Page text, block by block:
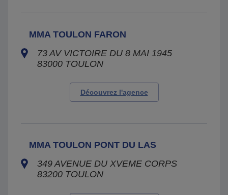
MMA TOULON FARON
73 AV VICTOIRE DU 8 MAI 1945
83000 TOULON
Découvrez l'agence
MMA TOULON PONT DU LAS
349 AVENUE DU XVEME CORPS
83200 TOULON